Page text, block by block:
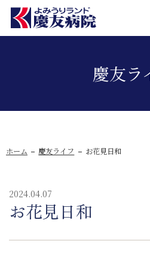
慶友ラ
ホーム 慶友ライフ お花見日和
2024.04.07
お花見日和